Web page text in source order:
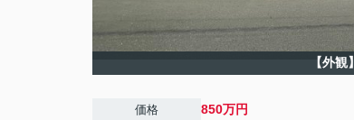
【外観】
価格 850万円